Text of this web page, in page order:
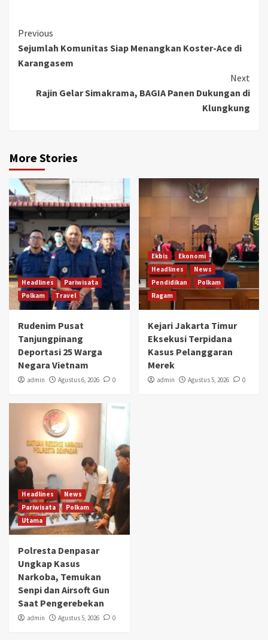
Continue
Reading
Previous
Sejumlah Komunitas Siap Menangkan Koster-Ace di
Karangasem
Next
Rajin Gelar Simakrama, BAGIA Panen Dukungan di
Klungkung
More Stories
Headlines
Pariwisata
Polkam
Travel
Rudenim Pusat
Tanjungpinang
Deportasi 25 Warga
Negara Vietnam
admin Agustus 6, 2026 0
Ekbis
Ekonomi
Headlines
News
Pendidikan
Polkam
Ragam
Kejari Jakarta Timur
Eksekusi Terpidana
Kasus Pelanggaran
Merek
admin Agustus 5, 2026 0
Headlines
News
Pariwisata
Polkam
Utama
Polresta Denpasar
Ungkap Kasus
Narkoba, Temukan
Senpi dan Airsoft Gun
Saat Pengerebekan
admin Agustus 5, 2026 0